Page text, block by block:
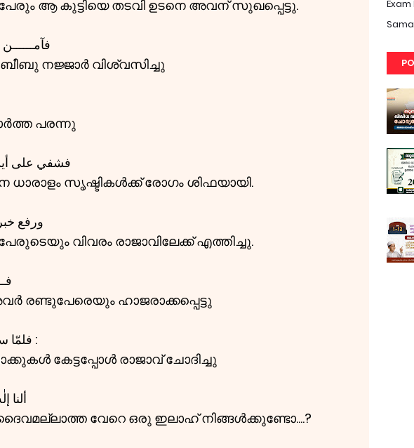
ആ കുട്ടിയെ തടവി ഉടനെ അവന് സുഖപ്പെട്ടു.
فآمــــــن
നജ്ജാർ വിശ്വസിച്ചു
പരന്നു
فشفي علی
സൃഷ്ടികൾക്ക് രോഗം ശിഫയായി.
ورفع
വിവരം രാജാവിലേക്ക് എത്തിച്ചു.
രണ്ടുപേരെയും ഹാജരാക്കപ്പെട്ടു
فلمّا سمع قولهما قال :
കേട്ടപ്പോൾ രാജാവ് ചോദിച്ചു
ألنا
വേറെ ഒരു ഇലാഹ് നിങ്ങൾക്കുണ്ടോ....?
Exam